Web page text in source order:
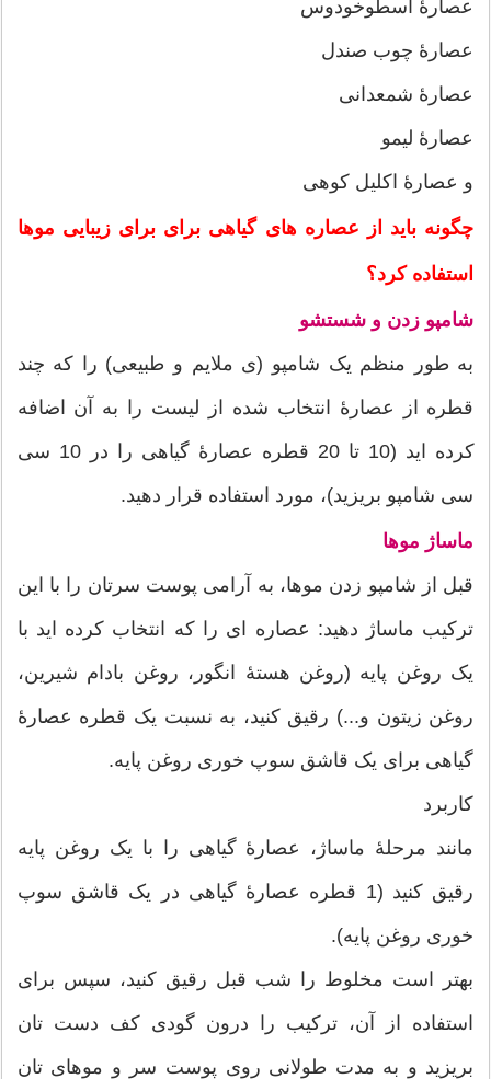
عصارۀ اسطوخودوس
عصارۀ چوب صندل
عصارۀ شمعدانی
عصارۀ لیمو
و عصارۀ اکلیل کوهی
چگونه باید از عصاره های گیاهی برای برای زیبایی موها
استفاده کرد؟
شامپو زدن و شستشو
به طور منظم یک شامپو (ی ملایم و طبیعی) را که چند
قطره از عصارۀ انتخاب شده از لیست را به آن اضافه
کرده اید (10 تا 20 قطره عصارۀ گیاهی را در 10 سی
سی شامپو بریزید)، مورد استفاده قرار دهید.
ماساژ موها
قبل از شامپو زدن موها، به آرامی پوست سرتان را با این
ترکیب ماساژ دهید: عصاره ای را که انتخاب کرده اید با
یک روغن پایه (روغن هستۀ انگور، روغن بادام شیرین،
روغن زیتون و...) رقیق کنید، به نسبت یک قطره عصارۀ
گیاهی برای یک قاشق سوپ خوری روغن پایه.
کاربرد
مانند مرحلۀ ماساژ، عصارۀ گیاهی را با یک روغن پایه
رقیق کنید (1 قطره عصارۀ گیاهی در یک قاشق سوپ
خوری روغن پایه).
بهتر است مخلوط را شب قبل رقیق کنید، سپس برای
استفاده از آن، ترکیب را درون گودی کف دست تان
بریزید و به مدت طولانی روی پوست سر و موهای تان